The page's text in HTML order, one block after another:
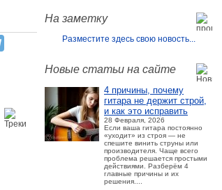
На заметку
Разместите здесь свою новость...
Новые статьи на сайте
4 причины, почему
гитара не держит строй,
и как это исправить
28 Февраля, 2026
Если ваша гитара постоянно
«уходит» из строя — не
спешите винить струны или
производителя. Чаще всего
проблема решается простыми
действиями. Разберём 4
главные причины и их
решения....